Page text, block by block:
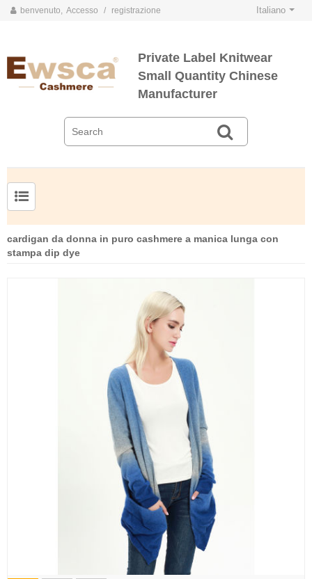
benvenuto, Accesso / registrazione Italiano
Private Label Knitwear
Small Quantity Chinese
Manufacturer
cardigan da donna in puro cashmere a manica lunga con
stampa dip dye